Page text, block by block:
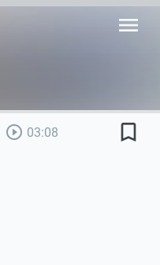
menu
play_circle_outline 03:08 bookmark_border